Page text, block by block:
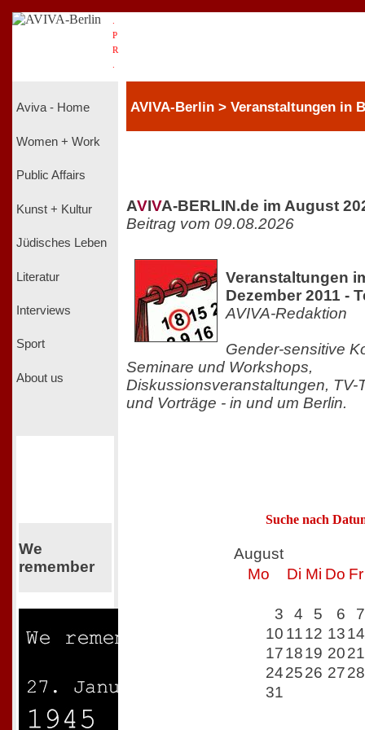
P
R
Aviva - Home
Women + Work
Public Affairs
Kunst + Kultur
Jüdisches Leben
Literatur
Interviews
Sport
About us
We
remember
AVIVA-Berlin > Veranstaltungen in
AVIVA-BERLIN.de im August
Beitrag vom 09.08.2026
Veranstaltungen
Dezember 2011 -
AVIVA-Redaktion
Gender-sensitive
Seminare und Workshops,
Diskussionsveranstaltungen, TV-
und Vorträge - in und um Berlin.
Suche nach
August
Mo
Di Mi Do Fr
3 4 5 6
7
10 1112 1314
171819 2021
242526 2728
31